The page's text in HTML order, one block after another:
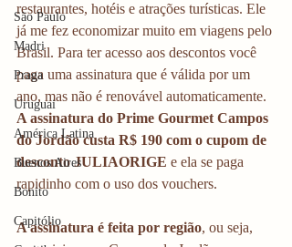
São Paulo
Madri
Praga
Uruguai
América Latina
Buenos Aires
Bonito
Capitólio
restaurantes, hotéis e atrações turísticas. Ele
já me fez economizar muito em viagens pelo
Brasil. Para ter acesso aos descontos você
paga uma assinatura que é válida por um
ano, mas não é renovável automaticamente.
A assinatura do Prime Gourmet Campos
do Jordão custa R$ 190 com o cupom de
desconto JULIAORIGE e ela se paga
rapidinho com o uso dos vouchers.
A assinatura é feita por região, ou seja,